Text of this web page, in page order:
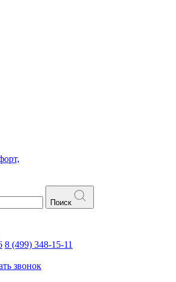
Поиск
8 (499) 348-15-11
звонок